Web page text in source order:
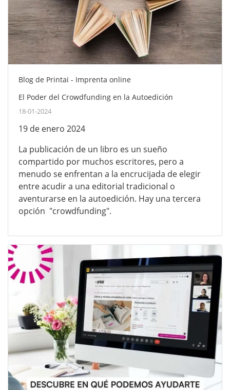
Blog de Printai - Imprenta online
El Poder del Crowdfunding en la Autoedición
18-01-2024
19 de enero 2024
La publicación de un libro es un sueño
compartido por muchos escritores, pero a
menudo se enfrentan a la encrucijada de elegir
entre acudir a una editorial tradicional o
aventurarse en la autoedición. Hay una tercera
opción "crowdfunding".